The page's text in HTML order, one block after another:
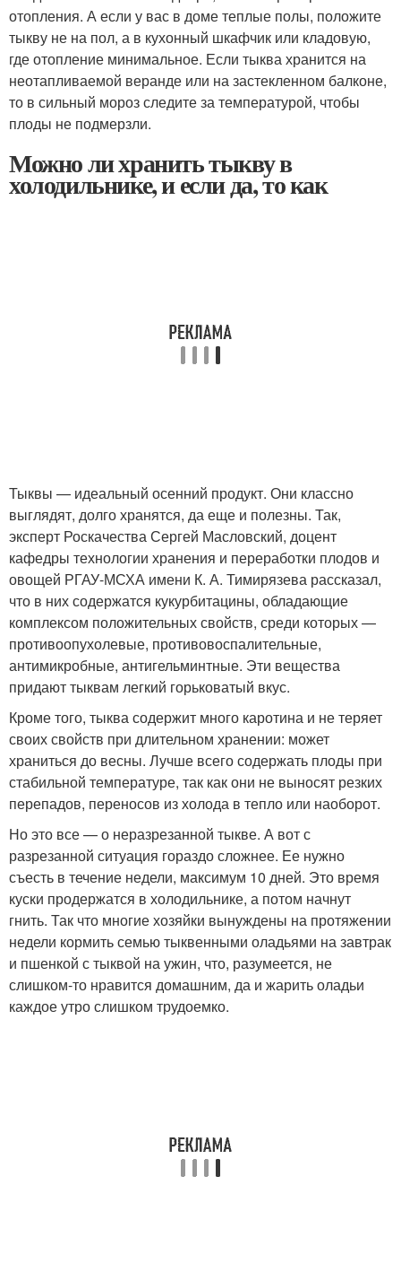
отопления. А если у вас в доме теплые полы, положите
тыкву не на пол, а в кухонный шкафчик или кладовую,
где отопление минимальное. Если тыква хранится на
неотапливаемой веранде или на застекленном балконе,
то в сильный мороз следите за температурой, чтобы
плоды не подмерзли.
Можно ли хранить тыкву в
холодильнике, и если да, то как
Тыквы — идеальный осенний продукт. Они классно
выглядят, долго хранятся, да еще и полезны. Так,
эксперт Роскачества Сергей Масловский, доцент
кафедры технологии хранения и переработки плодов и
овощей РГАУ-МСХА имени К. А. Тимирязева рассказал,
что в них содержатся кукурбитацины, обладающие
комплексом положительных свойств, среди которых —
противоопухолевые, противовоспалительные,
антимикробные, антигельминтные. Эти вещества
придают тыквам легкий горьковатый вкус.
Кроме того, тыква содержит много каротина и не теряет
своих свойств при длительном хранении: может
храниться до весны. Лучше всего содержать плоды при
стабильной температуре, так как они не выносят резких
перепадов, переносов из холода в тепло или наоборот.
Но это все — о неразрезанной тыкве. А вот с
разрезанной ситуация гораздо сложнее. Ее нужно
съесть в течение недели, максимум 10 дней. Это время
куски продержатся в холодильнике, а потом начнут
гнить. Так что многие хозяйки вынуждены на протяжении
недели кормить семью тыквенными оладьями на завтрак
и пшенкой с тыквой на ужин, что, разумеется, не
слишком-то нравится домашним, да и жарить оладьи
каждое утро слишком трудоемко.